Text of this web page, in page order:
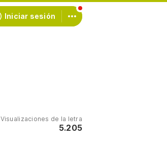
Iniciar sesión
Visualizaciones de la letra
5.205